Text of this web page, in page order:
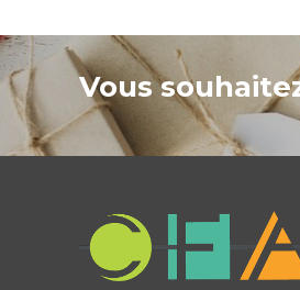
Vous